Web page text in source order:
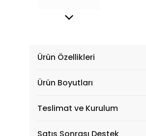
Ürün Özellikleri
Ürün Boyutları
Teslimat ve Kurulum
Satış Sonrası Destek